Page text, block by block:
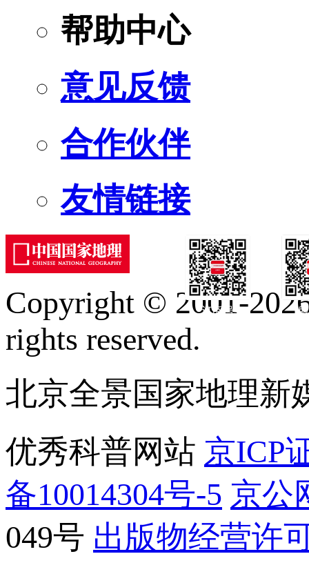
帮助中心
意见反馈
合作伙伴
友情链接
订阅号
Copyright © 2001-
rights reserved.
北京全景国家地理新
优秀科普网站 京ICP
备10014304号-5 京公
049号 出版物经营许